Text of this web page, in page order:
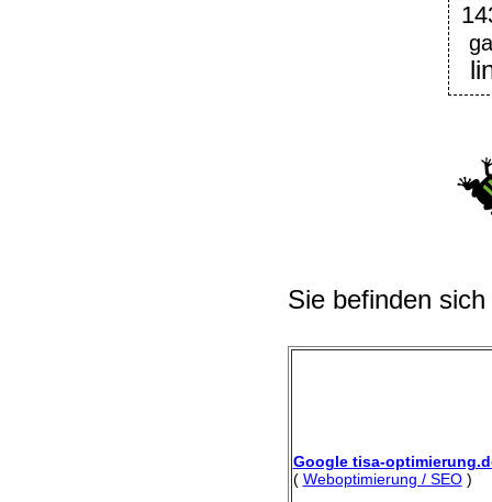
Sie befinden
Google tisa-
( Weboptimierung / SEO)